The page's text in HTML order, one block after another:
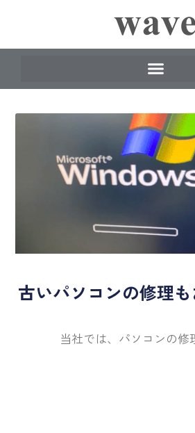
古いパソコンの修理
当社では、パソコンの修